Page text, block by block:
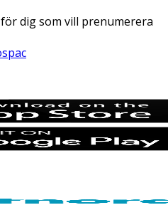
dig som vill prenumerera